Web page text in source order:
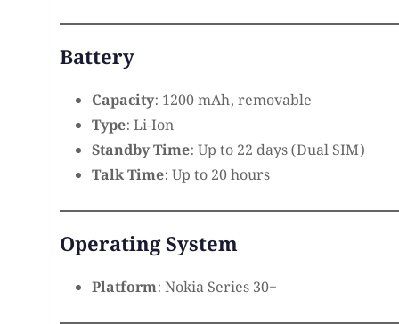
Battery
Capacity: 1200 mAh, removable
Type: Li-Ion
Standby Time: Up to 22 days (Dual SIM)
Talk Time: Up to 20 hours
Operating System
Platform: Nokia Series 30+